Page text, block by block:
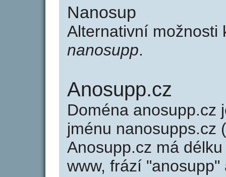
Nanosup
Alternativní možnosti
nanosupp.
Anosupp.cz
Doména anosupp.cz
jménu nanosupps.cz
Anosupp.cz má
www, frází